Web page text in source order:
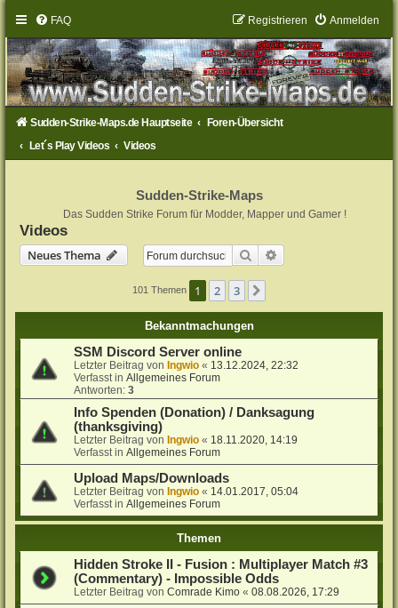
FAQ Anmelden
Registrieren
Sudden-Strike-Maps.de Hauptseite
Foren-Übersicht
Let´s Play Videos
Videos
Sudden-Strike-Maps
Das Sudden Strike Forum für Modder, Mapper und Gamer !
Videos
Neues Thema
Suche
101 Themen 1 2 3
Bekanntmachungen
SSM Discord Server online
Letzter Beitrag von Ingwio « 13.12.2024, 22:32
Verfasst inAllgemeines Forum
Antworten:3
Info Spenden (Donation) / Danksagung
(thanksgiving)
Letzter Beitrag von Ingwio « 18.11.2020, 14:19
Verfasst inAllgemeines Forum
Upload Maps/Downloads
Letzter Beitrag von Ingwio « 14.01.2017, 05:04
Verfasst inAllgemeines Forum
Themen
Hidden Stroke II - Fusion : Multiplayer Match #3
(Commentary) - Impossible Odds
Letzter Beitrag vonComrade Kimo «08.08.2026, 17:29